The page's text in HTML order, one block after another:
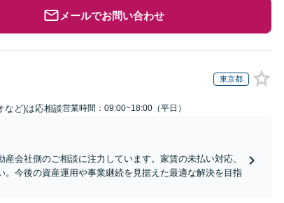
メールでお問い合わせ
東京都
など)は応相談営業時間：09:00~18:00（平日）
会社側のご相談に注力しています。家賃の未払い対応、
今後の資産運用や事業継続を見据えた最適な解決を目指